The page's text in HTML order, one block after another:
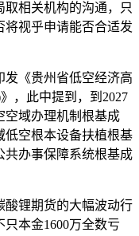
相关机构的沟通，只
将视乎申请能否合适发
《贵州省低空经济高
，此中提到，到2027
空域办理机制根基成
低空根本设备扶植根基
共办事保障系统根基成
锂期货的大幅波动行
本金1600万全数亏